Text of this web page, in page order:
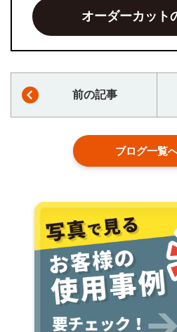
オーダーカット
前の記事
ブログ一覧